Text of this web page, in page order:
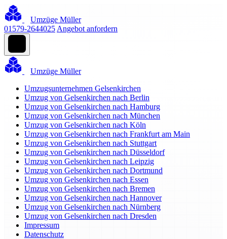
Umzüge Müller
01579-2644025 Angebot anfordern
Umzüge Müller
Umzugsunternehmen Gelsenkirchen
Umzug von Gelsenkirchen nach Berlin
Umzug von Gelsenkirchen nach Hamburg
Umzug von Gelsenkirchen nach München
Umzug von Gelsenkirchen nach Köln
Umzug von Gelsenkirchen nach Frankfurt am Main
Umzug von Gelsenkirchen nach Stuttgart
Umzug von Gelsenkirchen nach Düsseldorf
Umzug von Gelsenkirchen nach Leipzig
Umzug von Gelsenkirchen nach Dortmund
Umzug von Gelsenkirchen nach Essen
Umzug von Gelsenkirchen nach Bremen
Umzug von Gelsenkirchen nach Hannover
Umzug von Gelsenkirchen nach Nürnberg
Umzug von Gelsenkirchen nach Dresden
Impressum
Datenschutz